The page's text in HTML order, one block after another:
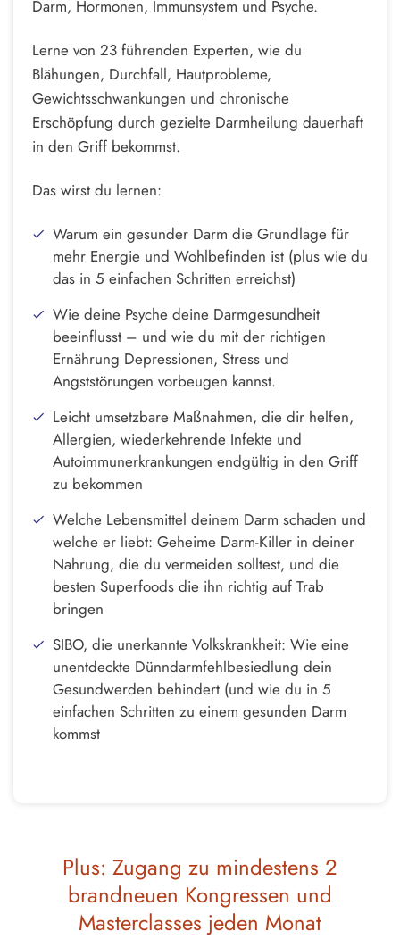
Darm, Hormonen, Immunsystem und Psyche.
Lerne von 23 führenden Experten, wie du
Blähungen, Durchfall, Hautprobleme,
Gewichtsschwankungen und chronische
Erschöpfung durch gezielte Darmheilung dauerhaft
in den Griff bekommst.
Das wirst du lernen:
Warum ein gesunder Darm die Grundlage für
mehr Energie und Wohlbefinden ist (plus wie du
das in 5 einfachen Schritten erreichst)
Wie deine Psyche deine Darmgesundheit
beeinflusst – und wie du mit der richtigen
Ernährung Depressionen, Stress und
Angststörungen vorbeugen kannst.
Leicht umsetzbare Maßnahmen, die dir helfen,
Allergien, wiederkehrende Infekte und
Autoimmunerkrankungen endgültig in den Griff
zu bekommen
Welche Lebensmittel deinem Darm schaden und
welche er liebt: Geheime Darm-Killer in deiner
Nahrung, die du vermeiden solltest, und die
besten Superfoods die ihn richtig auf Trab
bringen
SIBO, die unerkannte Volkskrankheit: Wie eine
unentdeckte Dünndarmfehlbesiedlung dein
Gesundwerden behindert (und wie du in 5
einfachen Schritten zu einem gesunden Darm
kommst
Plus: Zugang zu mindestens 2
brandneuen Kongressen und
Masterclasses jeden Monat